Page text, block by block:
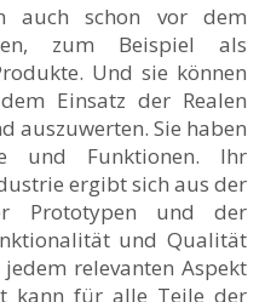
auch schon vor dem
zum Beispiel als
Und sie können
Einsatz der Realen
auszuwerten. Sie haben
und Funktionen. Ihr
ergibt sich aus der
Prototypen und der
und Qualität
relevanten Aspekt
kann für alle Teile der